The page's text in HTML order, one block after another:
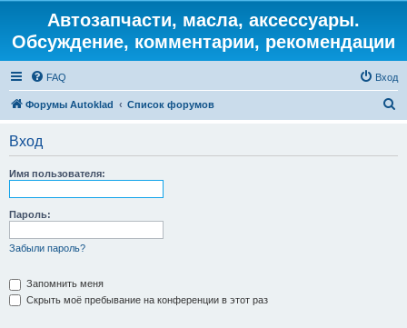
Автозапчасти, масла, аксессуары.
Обсуждение, комментарии, рекомендации
FAQ Вход
Форумы Autoklad Список форумов
Вход
Имя пользователя:
Пароль:
Забыли пароль?
Запомнить меня
Скрыть моё пребывание на конференции в этот раз